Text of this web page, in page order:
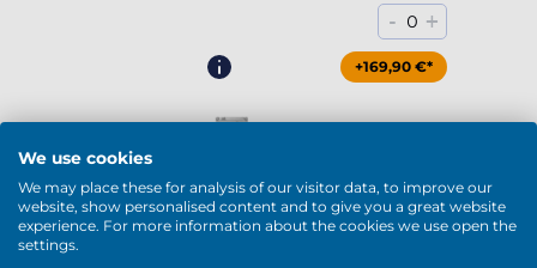
- 0 +
+169,90 €*
4000Gb HDD 7200rpm (3.5'')
- 0 +
We use cookies
We may place these for analysis of our visitor data, to improve our
website, show personalised content and to give you a great website
experience. For more information about the cookies we use open the
settings.